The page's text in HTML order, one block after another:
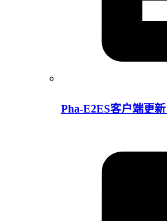
Pha-E2ES客户端更